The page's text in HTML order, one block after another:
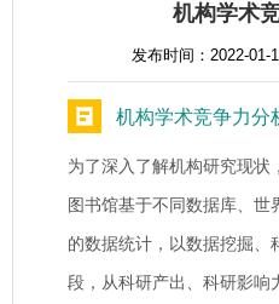
机构学术
发布时间：2022-01-
机构学术竞争力分
为了深入了解机构研究现状
图书馆基于不同数据库、
的数据统计，以数据挖掘、
段，从科研产出、科研影响